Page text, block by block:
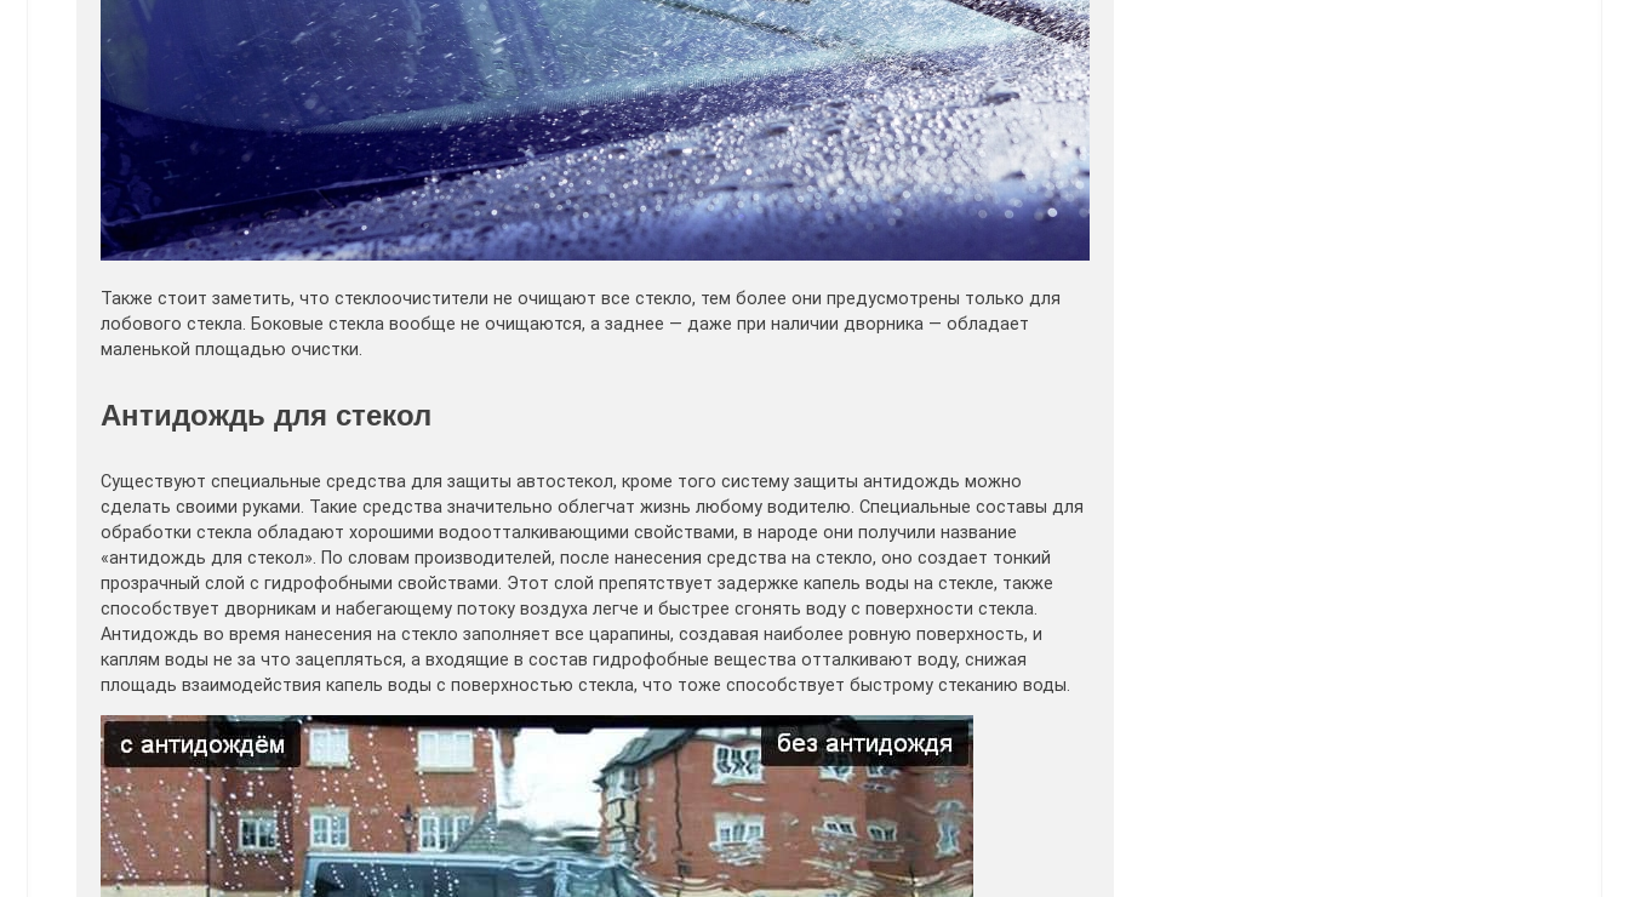
Также стоит заметить, что стеклоочистители не очищают все стекло, тем более они предусмотрены только для
лобового стекла. Боковые стекла вообще не очищаются, а заднее — даже при наличии дворника — обладает
маленькой площадью очистки.
Антидождь для стекол
Существуют специальные средства для защиты автостекол, кроме того систему защиты антидождь можно
сделать своими руками. Такие средства значительно облегчат жизнь любому водителю. Специальные составы для
обработки стекла обладают хорошими водоотталкивающими свойствами, в народе они получили название
«антидождь для стекол». По словам производителей, после нанесения средства на стекло, оно создает тонкий
прозрачный слой с гидрофобными свойствами. Этот слой препятствует задержке капель воды на стекле, также
способствует дворникам и набегающему потоку воздуха легче и быстрее сгонять воду с поверхности стекла.
Антидождь во время нанесения на стекло заполняет все царапины, создавая наиболее ровную поверхность, и
каплям воды не за что зацепляться, а входящие в состав гидрофобные вещества отталкивают воду, снижая
площадь взаимодействия капель воды с поверхностью стекла, что тоже способствует быстрому стеканию воды.